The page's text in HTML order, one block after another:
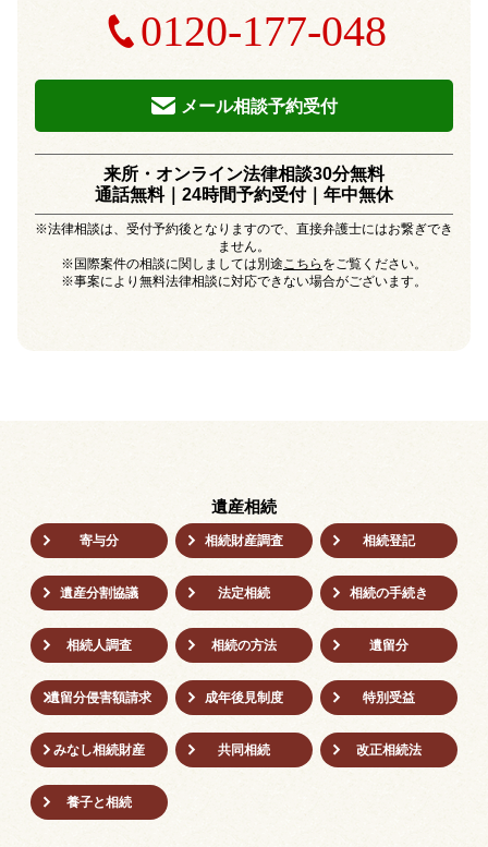
0120-177-048
メール相談予約受付
来所・オンライン法律相談30分無料
通話無料｜24時間予約受付｜年中無休
※法律相談は、受付予約後となりますので、直接弁護士にはお繋ぎでき
ません。
※国際案件の相談に関しましては別途こちら をご覧ください。
※事案により無料法律相談に対応できない場合がございます。
遺産相続
寄与分 相続財産調査 相続登記
遺産分割協議 法定相続 相続の⼿続き
相続人調査 相続の方法 遺留分
遺留分侵害額請求 成年後⾒制度 特別受益
みなし相続財産 共同相続 改正相続法
養子と相続